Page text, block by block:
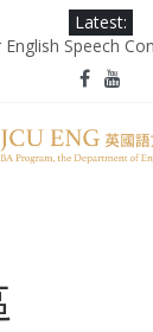
Latest:
Speech
部英文系系友回娘
平安恢復
譯能力)